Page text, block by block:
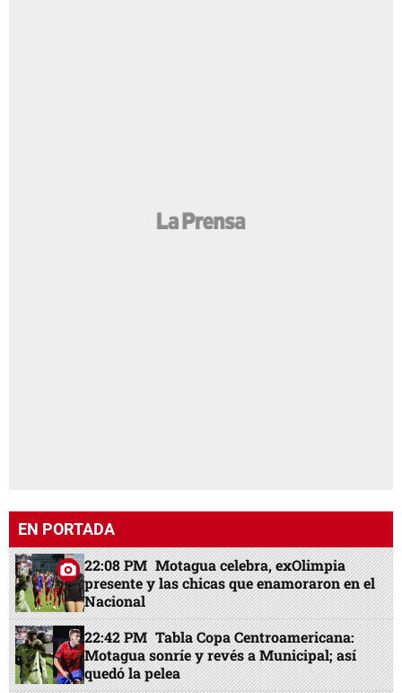
EN PORTADA
22:08 PM Motagua celebra, exOlimpia
presente y las chicas que enamoraron en el
Nacional
22:42 PM Tabla Copa Centroamericana:
Motagua sonríe y revés a Municipal; así
quedó la pelea